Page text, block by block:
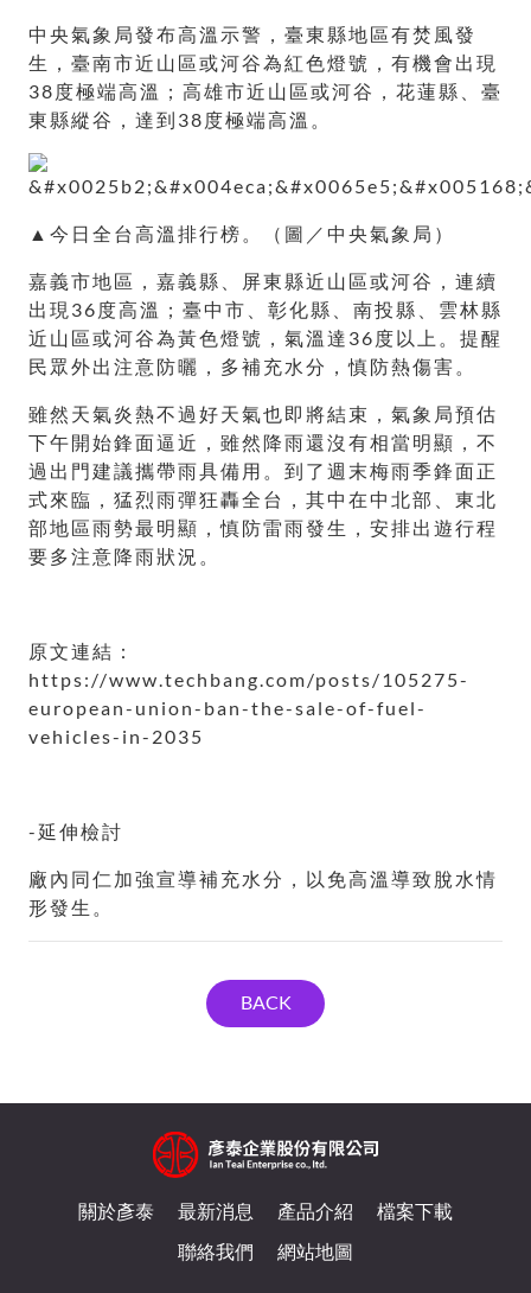
中央氣象局發布高溫示警，臺東縣地區有焚風發
生，臺南市近山區或河谷為紅色燈號，有機會出現
38度極端高溫；高雄市近山區或河谷，花蓮縣、臺
東縣縱谷，達到38度極端高溫。
▲今日全台高溫排行榜。（圖／中央氣象局）
嘉義市地區，嘉義縣、屏東縣近山區或河谷，連續
出現36度高溫；臺中市、彰化縣、南投縣、雲林縣
近山區或河谷為黃色燈號，氣溫達36度以上。提醒
民眾外出注意防曬，多補充水分，慎防熱傷害。
雖然天氣炎熱不過好天氣也即將結束，氣象局預估
下午開始鋒面逼近，雖然降雨還沒有相當明顯，不
過出門建議攜帶雨具備用。到了週末梅雨季鋒面正
式來臨，猛烈雨彈狂轟全台，其中在中北部、東北
部地區雨勢最明顯，慎防雷雨發生，安排出遊行程
要多注意降雨狀況。
原文連結：
https://www.techbang.com/posts/105275-
european-union-ban-the-sale-of-fuel-
vehicles-in-2035
-延伸檢討
廠內同仁加強宣導補充水分，以免高溫導致脫水情
形發生。
BACK
關於彥泰 最新消息 產品介紹
檔案下載
聯絡我們
網站地圖